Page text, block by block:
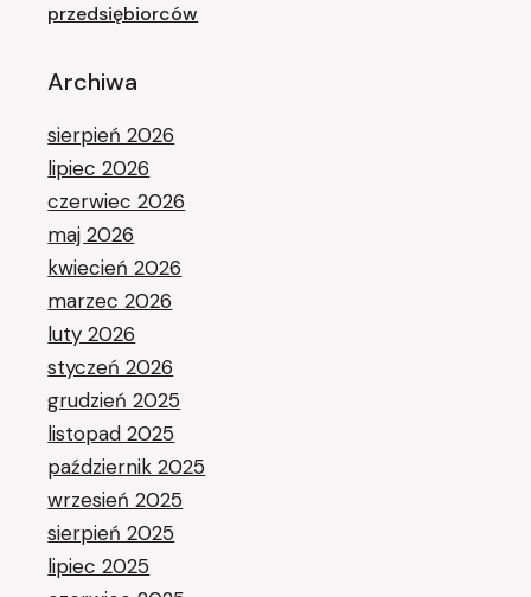
przedsiębiorców
Archiwa
sierpień 2026
lipiec 2026
czerwiec 2026
maj 2026
kwiecień 2026
marzec 2026
luty 2026
styczeń 2026
grudzień 2025
listopad 2025
październik 2025
wrzesień 2025
sierpień 2025
lipiec 2025